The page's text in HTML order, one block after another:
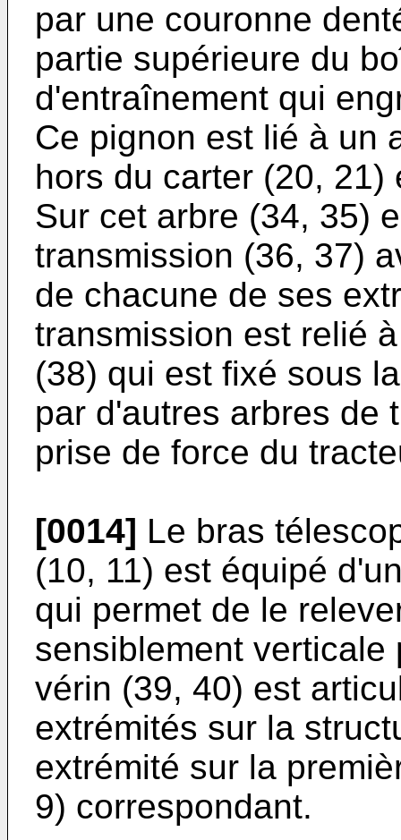
par une couronne
partie supérieure du
d'entraînement qui
Ce pignon est lié à un
hors du carter (20,
Sur cet arbre (34, 35)
transmission (36, 37)
de chacune de ses
transmission est relié
(38) qui est fixé sous
par d'autres arbres de
prise de force du
[0014] Le bras
(10, 11) est équipé
qui permet de le
sensiblement
vérin (39, 40) est
extrémités sur la
extrémité sur la
9) correspondant.